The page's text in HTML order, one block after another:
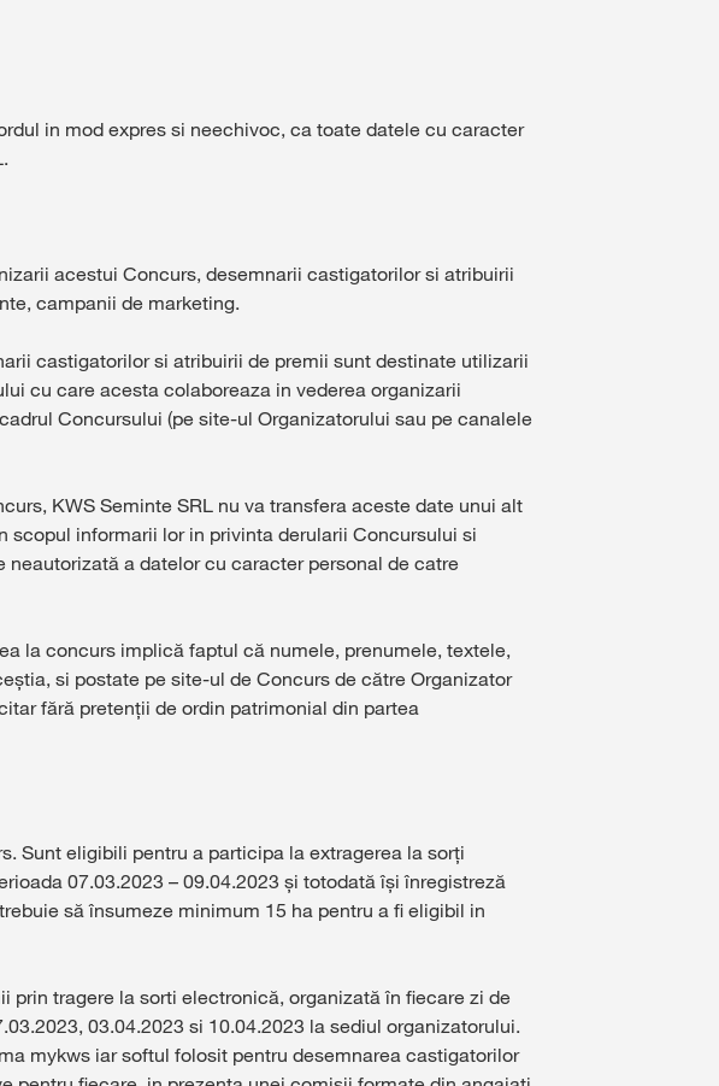
in mod expres si neechivoc, ca toate datele cu caracter
acestui Concurs, desemnarii castigatorilor si atribuirii
campanii de marketing.
castigatorilor si atribuirii de premii sunt destinate utilizarii
cu care acesta colaboreaza in vederea organizarii
Concursului (pe site-ul Organizatorului sau pe canalele
KWS Seminte SRL nu va transfera aceste date unui alt
informarii lor in privinta derularii Concursului si
a datelor cu caracter personal de catre
la concurs implică faptul că numele, prenumele, textele,
si postate pe site-ul de Concurs de către Organizator
fără pretenții de ordin patrimonial din partea
Sunt eligibili pentru a participa la extragerea la sorți
07.03.2023 – 09.04.2023 și totodată își înregistreză
să însumeze minimum 15 ha pentru a fi eligibil in
prin tragere la sorti electronică, organizată în fiecare zi de
03.04.2023 si 10.04.2023 la sediul organizatorului.
mykws iar softul folosit pentru desemnarea castigatorilor